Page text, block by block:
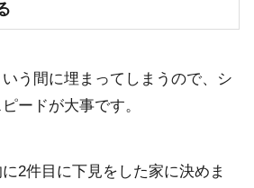
う間に埋まってしまうので、シ
ードが大事です。
2件目に下見をした家に決めま